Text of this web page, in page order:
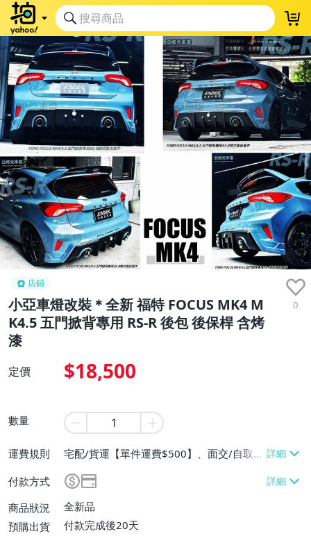
店鋪
小亞車燈改裝＊全新 福特 FOCUS MK4 M
K4.5 五門掀背專用 RS-R 後包 後保桿 含烤
漆
0
定價 $18,500
數量
運費規則
宅配/貨運【單件運費$500】、面交/自取/
不寄送【免運費】
付款方式
商品狀況
全新品
預購出貨
付款完成後20天